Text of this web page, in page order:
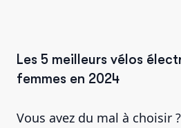
Les 5 meilleurs vélos
femmes en 2024
Vous avez du mal à choisir